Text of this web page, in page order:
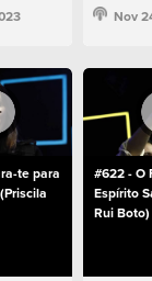
Nov
te para
#622 - O
Espírito
Rui Boto)